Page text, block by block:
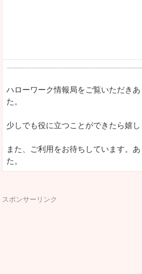
ハローワーク情報局をご覧いただき
た。
少しでも役に立つことができたら嬉し
また、ご利用をお待ちしています。
た。
スポンサーリンク